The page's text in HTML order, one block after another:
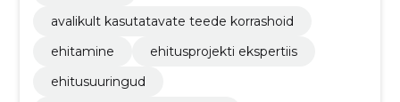
avalikult kasutatavate teede korrashoid
ehitamine
ehitusprojekti ekspertiis
ehitusuuringud